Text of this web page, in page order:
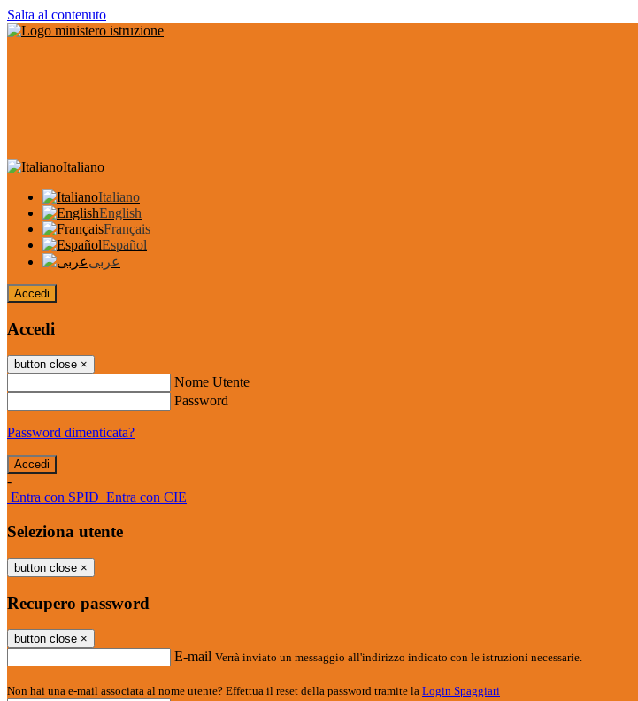
Salta al contenuto
Italiano
Italiano
English
Français
Español
عربى
Accedi
Accedi
button close ×
Nome Utente
Password
Password dimenticata?
-
Entra con SPID Entra con CIE
Seleziona utente
button close ×
Recupero password
button close ×
E-mail Verrà inviato un messaggio all'indirizzo indicato con le istruzioni necessarie.
Non hai una e-mail associata al nome utente? Effettua il reset della password tramite la Login Spaggiari